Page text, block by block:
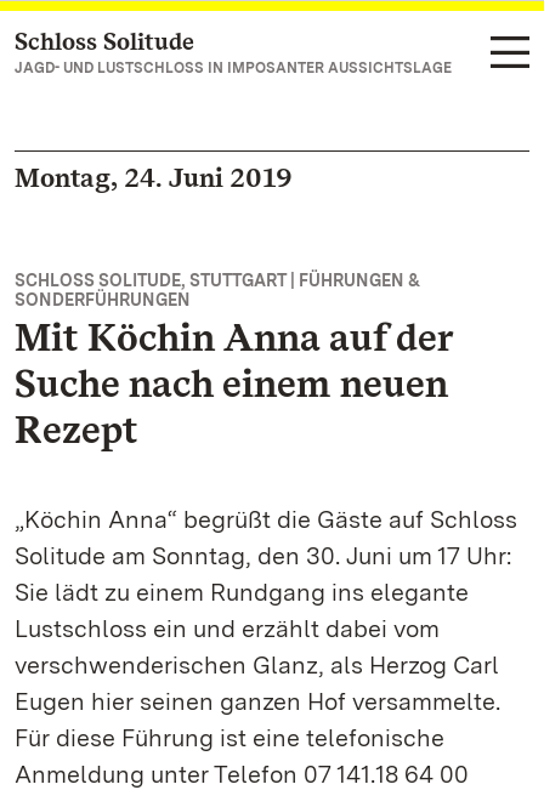
Zum Hauptinhalt springen
Schloss Solitude
JAGD- UND LUSTSCHLOSS IN IMPOSANTER AUSSICHTSLAGE
Montag, 24. Juni 2019
SCHLOSS SOLITUDE, STUTTGART | FÜHRUNGEN &
SONDERFÜHRUNGEN
Mit Köchin Anna auf der
Suche nach einem neuen
Rezept
„Köchin Anna“ begrüßt die Gäste auf Schloss
Solitude am Sonntag, den 30. Juni um 17 Uhr:
Sie lädt zu einem Rundgang ins elegante
Lustschloss ein und erzählt dabei vom
verschwenderischen Glanz, als Herzog Carl
Eugen hier seinen ganzen Hof versammelte.
Für diese Führung ist eine telefonische
Anmeldung unter Telefon 07 141.18 64 00